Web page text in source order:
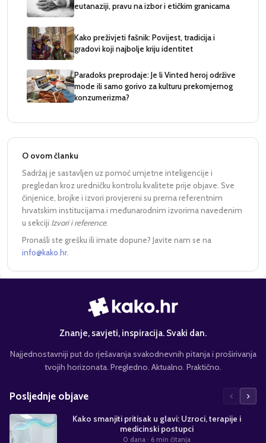
eutanaziji, pravu na izbor i etičkim granicama
Kako preživjeti fašnik: Povijest, tradicija i
gradovi koji najbolje kriju identitet
Paradoks preprodaje: Je li Vinted heroj održive
mode ili samo gorivo za kulturu prekomjernog
konzumerizma?
O ovom članku
Sadržaj je sastavljen uz pomoć umjetne inteligencije i
pregledan kroz uredničku kontrolu kvalitete prije objave. Sve
činjenice, brojke i izvori provjereni su prema referentnim
hrvatskim institucijama i međunarodnim izvorima navedenim
u sekciji Izvori i reference.
Pronašli ste grešku ili imate dopune? Javite nam se na
info@kako.hr
Znanje, savjeti, inspiracija. Svaki dan.
Najjednostavniji put do rješavanja svakodnevnih pitanja i proširivanja
tvojih horizonata. Pregledno. Aktualno. Praktično.
Posljednje objave ‹ ›
Kako smanjiti pritisak u glavi: Uzroci, terapije i
medicinski postupci
0 dana · 6 min čitanja